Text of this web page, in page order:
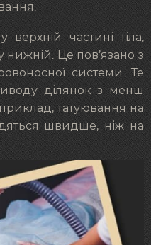
верхній частині тіла,
нижній. Це пов’язано з
системи. Те
ділянок з менш
татуювання на
швидше, ніж на